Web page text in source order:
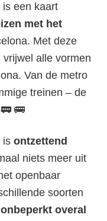
is een kaart
met het
Met deze
alle vormen
Van de metro
treinen – de
🚌
is ontzettend
niets meer uit
openbaar
soorten
onbeperkt overal